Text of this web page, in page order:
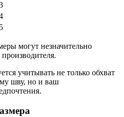
могут незначительно
учитывать не только обхват
шву, но и ваш